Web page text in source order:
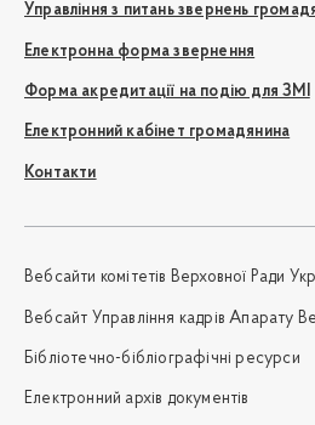
Управління з питань звернень
Електронна форма звернення
Форма акредитації на подію для ЗМІ
Електронний кабінет громадянина
Контакти
Вебсайти комітетів Верховної Ради
Вебсайт Управління кадрів Апарату
Бібліотечно-бібліографічні ресурси
Електронний архів документів